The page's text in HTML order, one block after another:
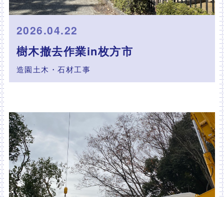
樹木撤去作業in枚方市
2026.04.22
造園土木・石材工事